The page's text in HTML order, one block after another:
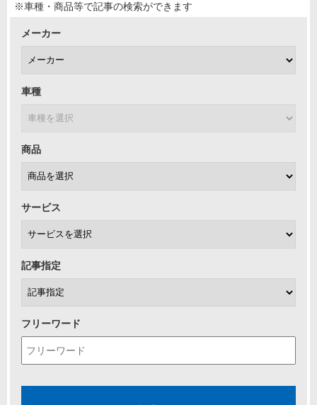
※車種・商品等で記事の検索ができます
メーカー
車種
商品
サービス
記事指定
フリーワード